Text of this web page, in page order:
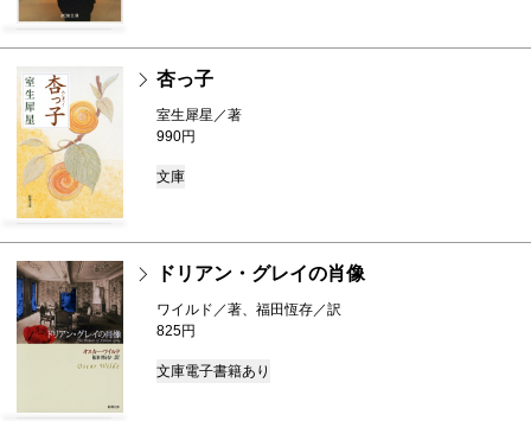
杏っ子
室生犀星／著
990円
文庫
ドリアン・グレイの肖像
ワイルド／著、福田恆存／訳
825円
文庫電子書籍あり